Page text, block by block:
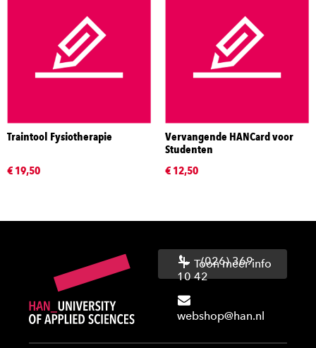
Traintool Fysiotherapie
€ 19,50
Vervangende HANCard voor
Studenten
€ 12,50
(026) 369
10 42
webshop@han.nl
Toon meer info